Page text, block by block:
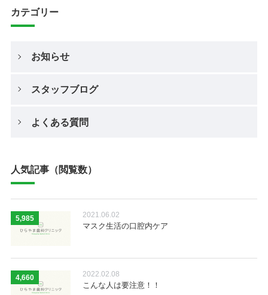
カテゴリー
お知らせ
スタッフブログ
よくある質問
人気記事（閲覧数）
5,985 2021.06.02
マスク生活の口腔内ケア
4,660 2022.02.08
こんな人は要注意！！